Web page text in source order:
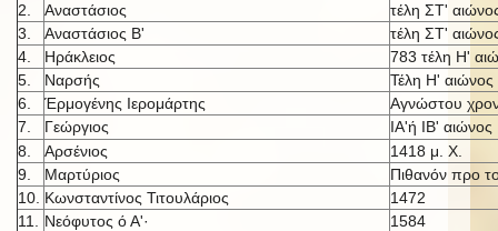
2.
Αναστάσιος
τέλη ΣΤ'
3.
Αναστάσιος Β'
τέλη ΣΤ'
4.
Ηράκλειος
783 τέλη Η'
5.
Ναρσής
Τέλη Η' αιώνος
6.
Έρμογένης Ιερομάρτης
Αγνώστου
7.
Γεώργιος ΙΑ'ή IB' αιώνος
8.
Αρσένιος
1418 μ. X.
9.
Μαρτύριος
Πιθανόν προ
10. Κωνσταντίνος Τιτουλάριος
1472
11.
Νεόφυτος ό Α'·
1584